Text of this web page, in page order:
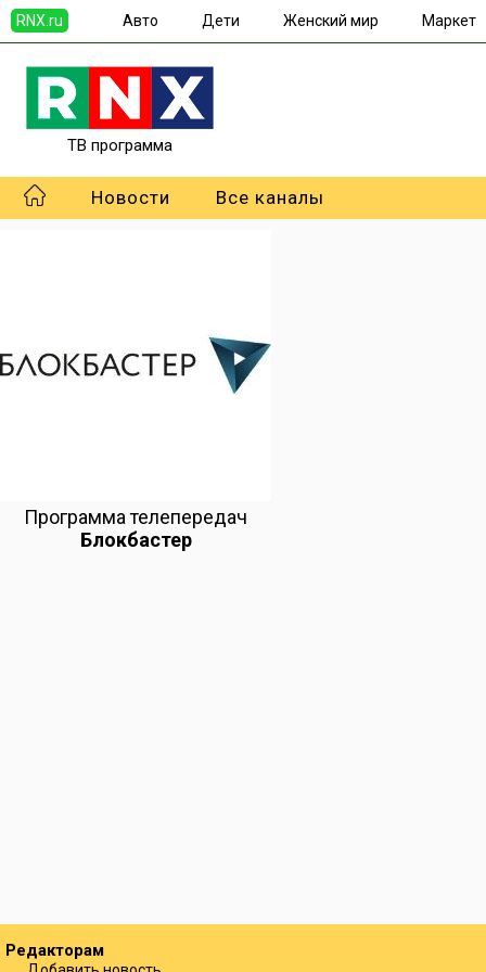
RNX.ru Авто Дети Женский мир Маркет
ТВ программа
Новости Все каналы
Программа телепередач
Блокбастер
Редакторам